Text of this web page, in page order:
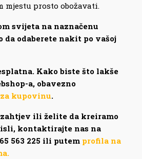
mjestu prosto obožavati.
svijeta na naznačenu
da odaberete nakit po vašoj
Kako biste što lakše
a, obavezno
kupovinu.
ili želite da kreiramo
kontaktirajte nas na
563 225 ili putem profila na